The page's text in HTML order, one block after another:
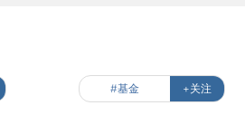
#基金 +关注